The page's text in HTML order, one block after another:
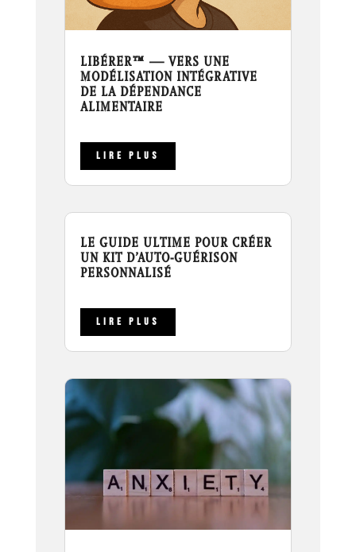
LIBÉRER™ — VERS UNE
MODÉLISATION INTÉGRATIVE
DE LA DÉPENDANCE
ALIMENTAIRE
LIRE PLUS
LE GUIDE ULTIME POUR CRÉER
UN KIT D’AUTO-GUÉRISON
PERSONNALISÉ
LIRE PLUS